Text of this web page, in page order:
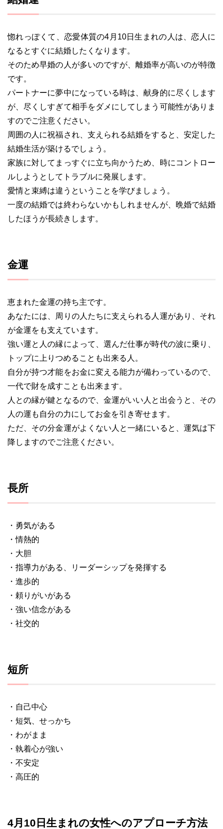
惚れっぽくて、恋愛体質の4月10日生まれの人は、恋人に
なるとすぐに結婚したくなります。
そのため早婚の人が多いのですが、離婚率が高いのが特徴
です。
パートナーに夢中になっている時は、献身的に尽くします
が、尽くしすぎて相手をダメにしてしまう可能性がありま
すのでご注意ください。
周囲の人に祝福され、支えられる結婚をすると、安定した
結婚生活が築けるでしょう。
家族に対してまっすぐに立ち向かうため、時にコントロー
ルしようとしてトラブルに発展します。
愛情と束縛は違うということを学びましょう。
一度の結婚では終わらないかもしれませんが、晩婚で結婚
したほうが長続きします。
金運
恵まれた金運の持ち主です。
あなたには、周りの人たちに支えられる人運があり、それ
が金運をも支えています。
強い運と人の縁によって、選んだ仕事が時代の波に乗り、
トップに上りつめることも出来る人。
自分が持つ才能をお金に変える能力が備わっているので、
一代で財を成すことも出来ます。
人との縁が鍵となるので、金運がいい人と出会うと、その
人の運も自分の力にしてお金を引き寄せます。
ただ、その分金運がよくない人と一緒にいると、運気は下
降しますのでご注意ください。
長所
・勇気がある
・情熱的
・大胆
・指導力がある、リーダーシップを発揮する
・進歩的
・頼りがいがある
・強い信念がある
・社交的
短所
・自己中心
・短気、せっかち
・わがまま
・執着心が強い
・不安定
・高圧的
4月10日生まれの女性へのアプローチ方法